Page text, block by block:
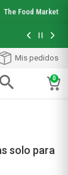
The Food Market
Hasta 6
Mis pedidos
0
solo para